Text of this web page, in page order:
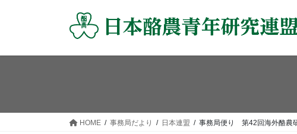
HOME 事務局だより 日本連盟 事務局便り 第42回海外酪農